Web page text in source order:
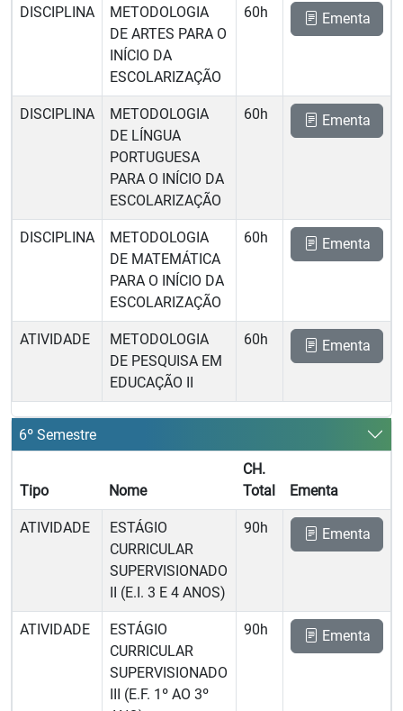
DISCIPLINA
METODOLOGIA
DE ARTES PARA O
INÍCIO DA
ESCOLARIZAÇÃO
60h Ementa
DISCIPLINA
METODOLOGIA
DE LÍNGUA
PORTUGUESA
PARA O INÍCIO DA
ESCOLARIZAÇÃO
60h Ementa
DISCIPLINA
METODOLOGIA
DE MATEMÁTICA
PARA O INÍCIO DA
ESCOLARIZAÇÃO
60h Ementa
ATIVIDADE
METODOLOGIA
DE PESQUISA EM
EDUCAÇÃO II
60h Ementa
6º Semestre
Tipo Nome
CH.
Total
Ementa
ATIVIDADE
ESTÁGIO
CURRICULAR
SUPERVISIONADO
II (E.I. 3 E 4 ANOS)
90h Ementa
ATIVIDADE
ESTÁGIO
CURRICULAR
SUPERVISIONADO
III (E.F. 1º AO 3º
90h Ementa